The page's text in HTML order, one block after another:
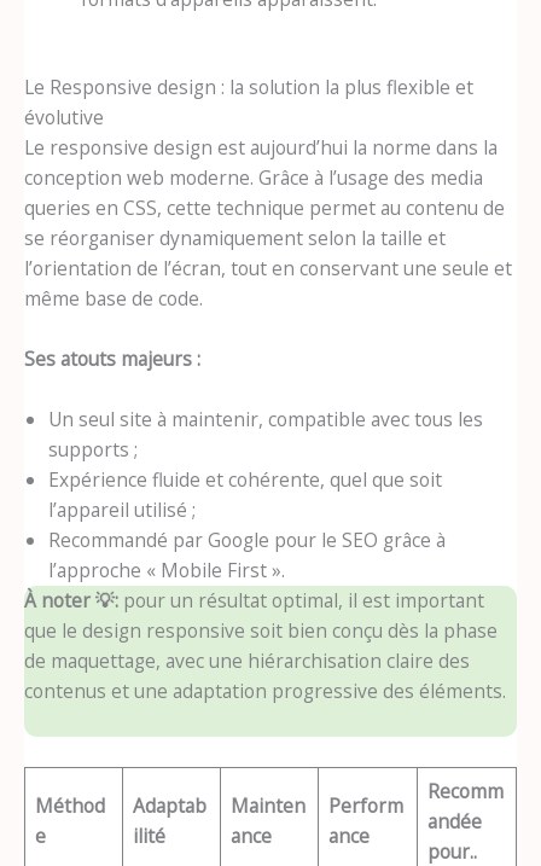
Le Responsive design : la solution la plus flexible et
évolutive
Le responsive design est aujourd’hui la norme dans la
conception web moderne. Grâce à l’usage des media
queries en CSS, cette technique permet au contenu de
se réorganiser dynamiquement selon la taille et
l’orientation de l’écran, tout en conservant une seule et
même base de code.
Ses atouts majeurs :
Un seul site à maintenir, compatible avec tous les
supports ;
Expérience fluide et cohérente, quel que soit
l’appareil utilisé ;
Recommandé par Google pour le SEO grâce à
l’approche « Mobile First ».
À noter💡: pour un résultat optimal, il est important
que le design responsive soit bien conçu dès la phase
de maquettage, avec une hiérarchisation claire des
contenus et une adaptation progressive des éléments.
Méthod
e
Adaptab
ilité
Mainten
ance
Perform
ance
Recomm
andée
pour..